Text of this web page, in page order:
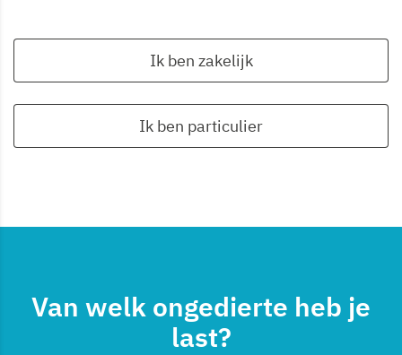
Ik ben zakelijk
Ik ben particulier
Van welk ongedierte heb je
last?